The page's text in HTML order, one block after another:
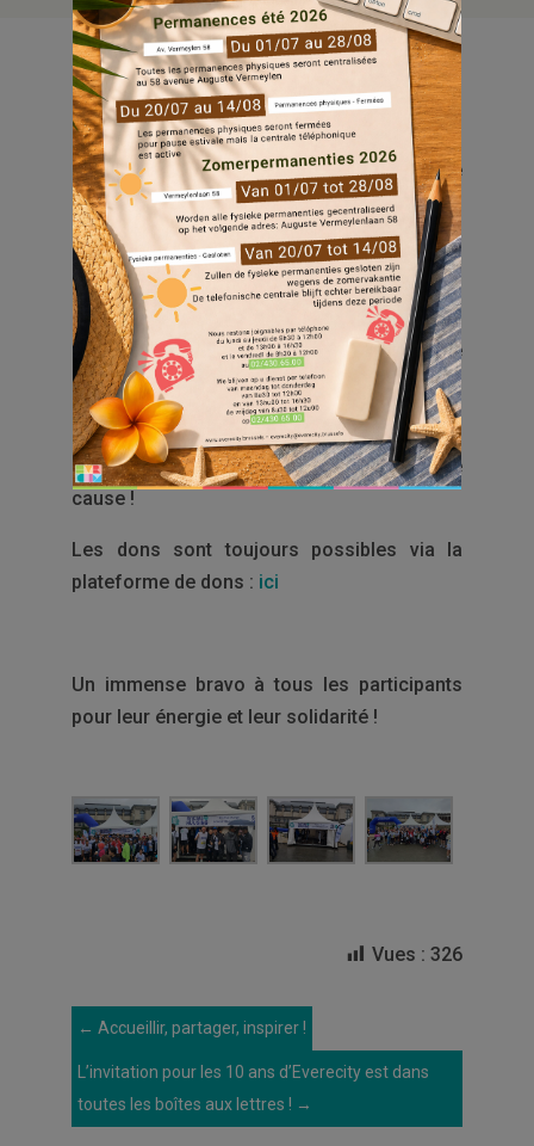
Ce dimanche 25 mai, 10 collaborateurs
d’Everecity ont fièrement pris le départ des
20 km de Bruxelles, rejoignant ainsi l’équipe
de plus de 120 coureurs de Social Housing
Brussels ️
Plus qu’un défi sportif, c’était aussi un
engagement solidaire : nous avons couru au
profit de l’association des Maraudes de
Bruxelles, qui vient en aide aux personnes
sans-abri. ❤️
Il est encore temps de soutenir cette belle
cause !
Les dons sont toujours possibles via la
plateforme de dons : ici
Un immense bravo à tous les participants
pour leur énergie et leur solidarité !
Vues : 326
← Accueillir, partager, inspirer !
L’invitation pour les 10 ans d’Everecity est dans
toutes les boîtes aux lettres ! →